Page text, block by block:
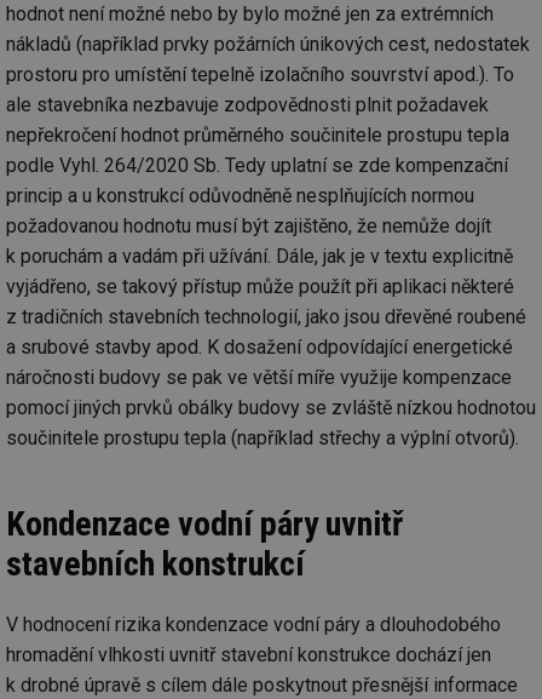
hodnot není možné nebo by bylo možné jen za extrémních
nákladů (například prvky požárních únikových cest, nedostatek
prostoru pro umístění tepelně izolačního souvrství apod.). To
ale stavebníka nezbavuje zodpovědnosti plnit požadavek
nepřekročení hodnot průměrného součinitele prostupu tepla
podle Vyhl. 264/2020 Sb. Tedy uplatní se zde kompenzační
princip a u konstrukcí odůvodněně nesplňujících normou
požadovanou hodnotu musí být zajištěno, že nemůže dojít
k poruchám a vadám při užívání. Dále, jak je v textu explicitně
vyjádřeno, se takový přístup může použít při aplikaci některé
z tradičních stavebních technologií, jako jsou dřevěné roubené
a srubové stavby apod. K dosažení odpovídající energetické
náročnosti budovy se pak ve větší míře využije kompenzace
pomocí jiných prvků obálky budovy se zvláště nízkou hodnotou
součinitele prostupu tepla (například střechy a výplní otvorů).
Kondenzace vodní páry uvnitř
stavebních konstrukcí
V hodnocení rizika kondenzace vodní páry a dlouhodobého
hromadění vlhkosti uvnitř stavební konstrukce dochází jen
k drobné úpravě s cílem dále poskytnout přesnější informace